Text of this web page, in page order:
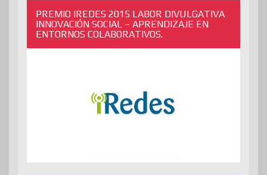
PREMIO IREDES 2015 LABOR DIVULGATIVA
INNOVACIÓN SOCIAL – APRENDIZAJE EN
ENTORNOS COLABORATIVOS.